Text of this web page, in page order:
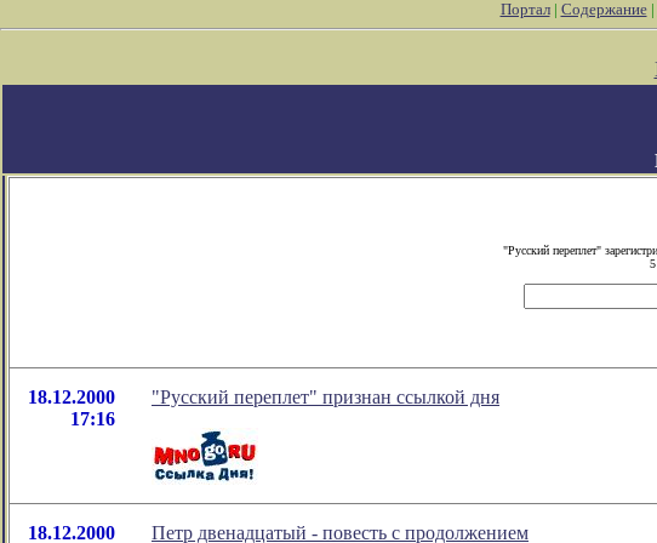
Портал| Содержание|
"Русский переплет"
18.12.2000
17:16
"Русский переплет" признан ссылкой дня
18.12.2000
Петр двенадцатый - повесть с продолжением